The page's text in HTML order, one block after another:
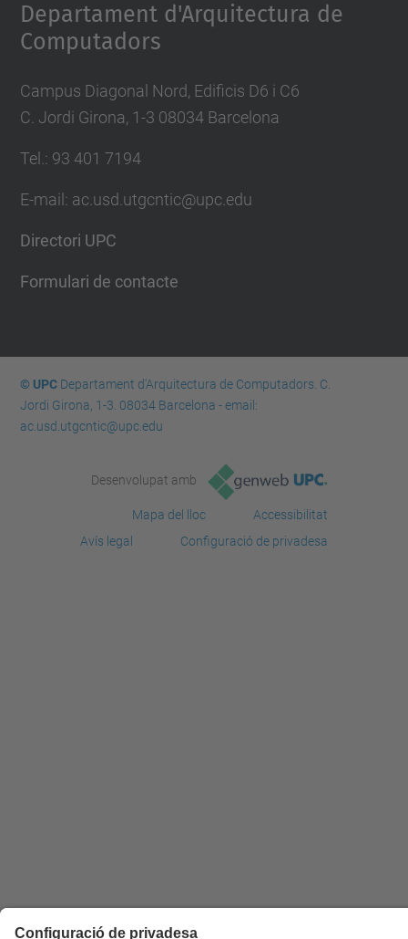
Departament d'Arquitectura de
Computadors
Campus Diagonal Nord, Edificis D6 i C6
C. Jordi Girona, 1-3 08034 Barcelona
Tel.: 93 401 7194
E-mail: ac.usd.utgcntic@upc.edu
Directori UPC
Formulari de contacte
© UPCDepartament d'Arquitectura de Computadors. C.
Jordi Girona, 1-3. 08034 Barcelona - email:
ac.usd.utgcntic@upc.edu
Desenvolupat amb
Mapa del lloc
Accessibilitat
Avís legal
Configuració de privadesa